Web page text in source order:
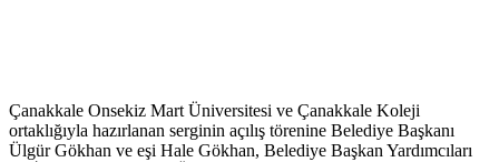
Çanakkale Onsekiz Mart Üniversitesi ve Çanakkale Koleji
ortaklığıyla hazırlanan serginin açılış törenine Belediye Başkanı
Ülgür Gökhan ve eşi Hale Gökhan, Belediye Başkan Yardımcıları